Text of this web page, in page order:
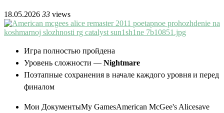
18.05.2026 33 views
Игра полностью пройдена
Уровень сложности — Nightmare
Поэтапные сохранения в начале каждого уровня и перед
финалом
Мои ДокументыMy GamesAmerican McGee's Alicesave